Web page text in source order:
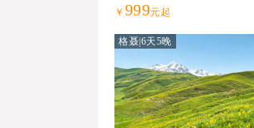
￥ 999元起
格聂|6天5晚